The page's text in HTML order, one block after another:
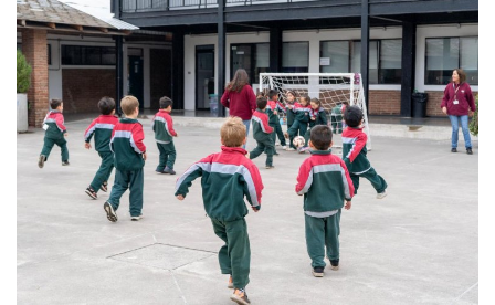
Policial
Tribunales
Deporte